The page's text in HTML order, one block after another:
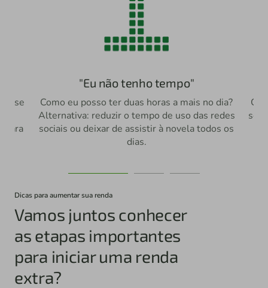
se
para
"Eu não tenho tempo"
Como eu posso ter duas horas a mais no dia?
Alternativa: reduzir o tempo de uso das redes
sociais ou deixar de assistir à novela todos os
dias.
Dicas para aumentar sua renda
Vamos juntos conhecer
as etapas importantes
para iniciar uma renda
extra?